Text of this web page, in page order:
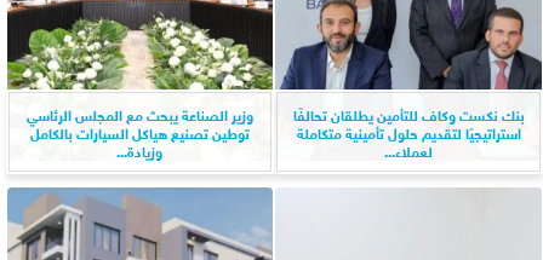
بنك نكست وكاف للتأمين يطلقان تحالفًا
استراتيجيًا لتقديم حلول تأمينية متكاملة
لعملاء...
وزير الصناعة يبحث مع المجلس الرئاسي
توطين تصنيع هياكل السيارات بالكامل
وزيادة...